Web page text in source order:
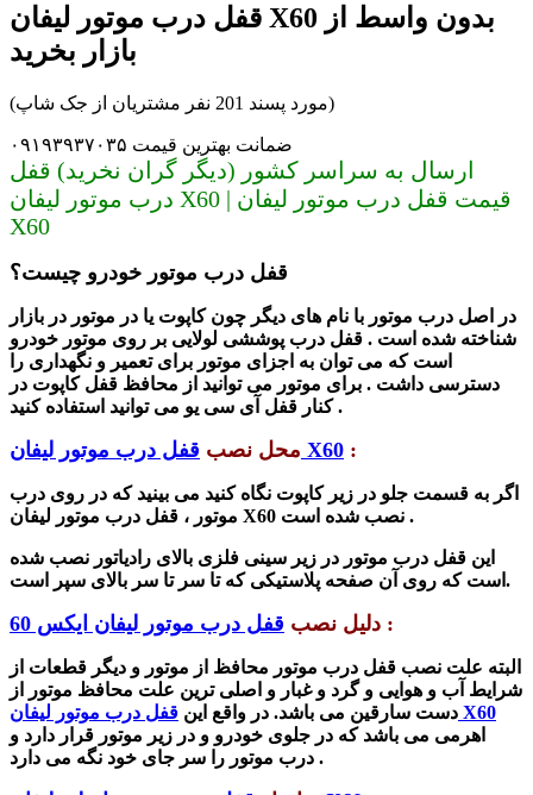
قفل درب موتور لیفان X60 بدون واسط از
بازار بخرید
(مورد پسند 201 نفر مشتریان از جک شاپ)
ضمانت بهترین قیمت ۰۹۱۹۳۹۳۷۰۳۵
ارسال به سراسر کشور (دیگر گران نخرید) قفل
درب موتور لیفان X60 | قیمت قفل درب موتور لیفان
X60
قفل درب موتور خودرو چیست؟
در اصل درب موتور با نام های دیگر چون کاپوت یا در موتور در بازار
شناخته شده است . قفل درب پوششی لولایی بر روی موتور خودرو
است که می توان به اجزای موتور برای تعمیر و نگهداری را
دسترسی داشت . برای موتور می توانید از محافظ قفل کاپوت در
کنار قفل آی سی یو می توانید استفاده کنید .
محل نصب قفل درب موتور لیفان X60 :
اگر به قسمت جلو در زیر کاپوت نگاه کنید می بینید که در روی درب
موتور ، قفل درب موتور لیفان X60 نصب شده است .
این قفل درب موتور در زیر سینی فلزی بالای رادیاتور نصب شده
است که روی آن صفحه پلاستیکی که تا سر تا سر بالای سپر است.
دلیل نصب قفل درب موتور لیفان ایکس 60 :
البته علت نصب قفل درب موتور محافظ از موتور و دیگر قطعات از
شرایط آب و هوایی و گرد و غبار و اصلی ترین علت محافظ موتور از
دست سارقین می باشد. در واقع این قفل درب موتور لیفان X60
اهرمی می باشد که در جلوی خودرو و در زیر موتور قرار دارد و
درب موتور را سر جای خود نگه می دارد .